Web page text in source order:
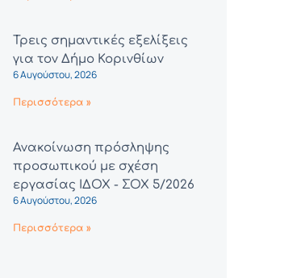
Τρεις σημαντικές εξελίξεις
για τον Δήμο Κορινθίων
6 Αυγούστου, 2026
Περισσότερα »
Ανακοίνωση πρόσληψης
προσωπικού με σχέση
εργασίας ΙΔΟΧ - ΣΟΧ 5/2026
6 Αυγούστου, 2026
Περισσότερα »